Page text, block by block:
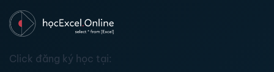
Click đăng ký học tại: